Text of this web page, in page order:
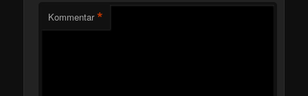
Kommentar *